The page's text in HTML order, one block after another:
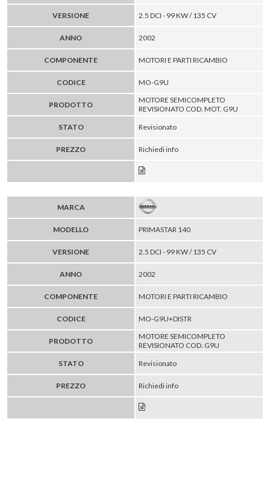
VERSIONE 2.5 DCI - 99 KW / 135 CV
ANNO 2002
COMPONENTE MOTORI E PARTI RICAMBIO
CODICE MO-G9U
PRODOTTO
MOTORE SEMICOMPLETO
REVISIONATO COD. MOT. G9U
STATO
Revisionato
PREZZO Richiedi info
MARCA
MODELLO PRIMASTAR 140
VERSIONE 2.5 DCI - 99 KW / 135 CV
ANNO 2002
COMPONENTE MOTORI E PARTI RICAMBIO
CODICE MO-G9U+DISTR
PRODOTTO
MOTORE SEMICOMPLETO
REVISIONATO COD. G9U
STATO
Revisionato
PREZZO Richiedi info